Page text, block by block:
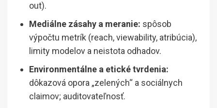
out).
Mediálne zásahy a meranie: spôsob
výpočtu metrík (reach, viewability, atribúcia),
limity modelov a neistota odhadov.
Environmentálne a etické tvrdenia:
dôkazová opora „zelených“ a sociálnych
claimov; auditovateľnosť.